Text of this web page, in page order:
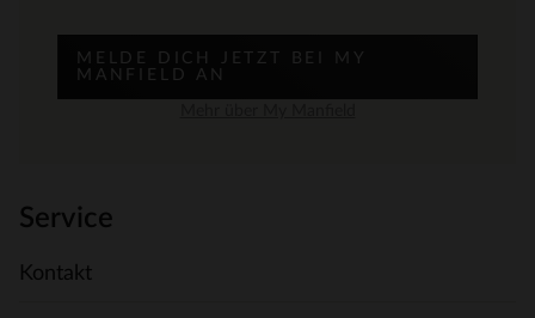
MELDE DICH JETZT BEI MY
MANFIELD AN
Service
Kontakt